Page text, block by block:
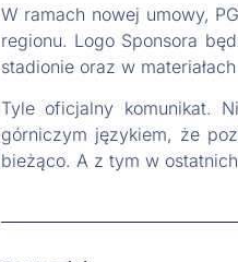
W ramach nowej umowy,
regionu. Logo Sponsora
stadionie oraz w
Tyle oficjalny komunikat.
górniczym językiem, że
bieżąco. A z tym w